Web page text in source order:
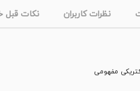
نظرات کاربران نکات قبل
مفهومی